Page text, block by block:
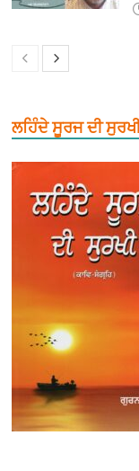
ਲਹਿੰਦੇ ਸੂਰਜ ਦੀ